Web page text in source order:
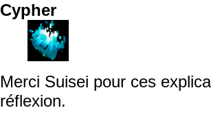
Cypher
Merci Suisei pour ces
réflexion.